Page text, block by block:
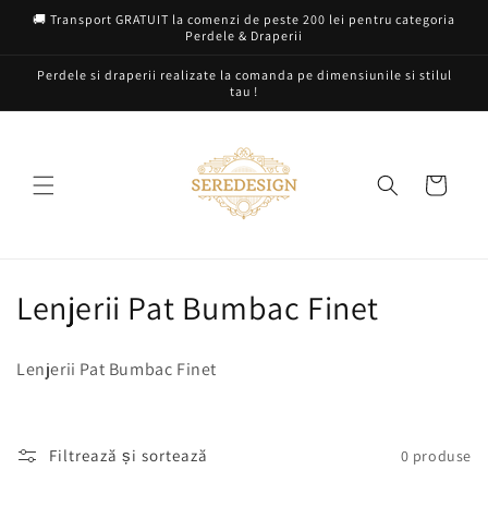
Salt la
conținut
🚚 Transport GRATUIT la comenzi de peste 200 lei pentru categoria
Perdele & Draperii
Perdele si draperii realizate la comanda pe dimensiunile si stilul
tau !
Coș
C
c
Lenjerii Pat Bumbac Finet
Lenjerii Pat Bumbac Finet
Filtrează și sortează 0 produse